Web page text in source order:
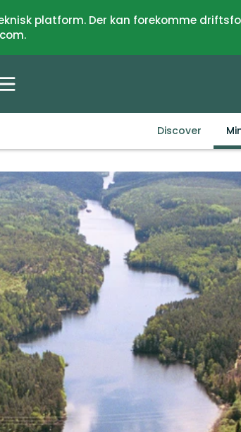
platform. Der kan forekomme
Discover